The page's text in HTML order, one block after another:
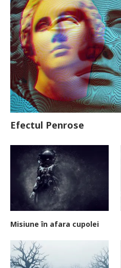
Efectul Penrose
Misiune în afara cupolei